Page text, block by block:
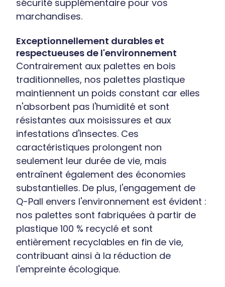
sécurité supplémentaire pour vos
marchandises.
Exceptionnellement durables et
respectueuses de l'environnement
Contrairement aux palettes en bois
traditionnelles, nos palettes plastique
maintiennent un poids constant car elles
n'absorbent pas l'humidité et sont
résistantes aux moisissures et aux
infestations d'insectes. Ces
caractéristiques prolongent non
seulement leur durée de vie, mais
entraînent également des économies
substantielles. De plus, l'engagement de
Q-Pall envers l'environnement est évident :
nos palettes sont fabriquées à partir de
plastique 100 % recyclé et sont
entièrement recyclables en fin de vie,
contribuant ainsi à la réduction de
l'empreinte écologique.